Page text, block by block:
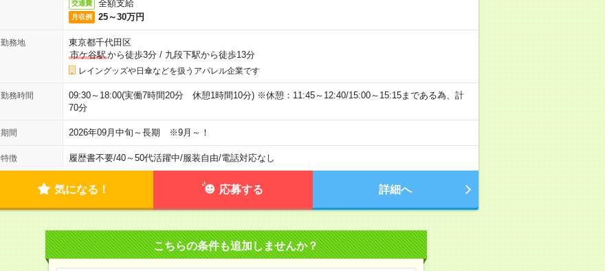
交通費 全額支給
月収例 25～30万円
勤務地
東京都千代田区
市ケ谷駅から徒歩3分/ 九段下駅から徒歩13分
レイングッズや日傘などを扱うアパレル企業です
勤務時間
09:30～18:00(実働7時間20分 休憩1時間10分) ※休憩：11:45～12:40/15:00～15:15まである為、計
70分
期間 2026年09月中旬～長期 ※9月～！
特徴 履歴書不要/40～50代活躍中/服装自由/電話対応なし
気になる！ 応募する 詳細へ
こちらの条件も追加しませんか？